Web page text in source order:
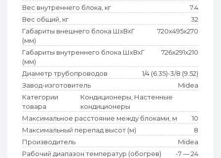
Вес внутреннего блока, кг
7.4
Вес общий, кг
32
Габариты внешнего блока ШхВхГ
(мм)
720x495x270
Габариты внутреннего блока ШхВхГ
(мм)
726x291x210
Диаметр трубопроводов
1/4 (6.35)-3/8 (9.52)
Завод-изготовитель
Midea
Категории
товара
Кондиционеры, Настенные
кондиционеры
Максимальное расстояние между блоками, м
10
Максимальный перепад высот (м)
8
Производитель
Midea
Рабочий диапазон температур (обогрев)
-7 — 24